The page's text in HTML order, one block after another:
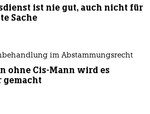
ist nie gut, auch nicht für
Sache
im Abstammungsrecht
ohne Cis-Mann wird es
gemacht